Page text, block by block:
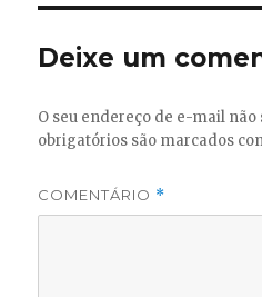
Deixe um
O seu endereço de e-mail
obrigatórios são marcados
COMENTÁRIO *